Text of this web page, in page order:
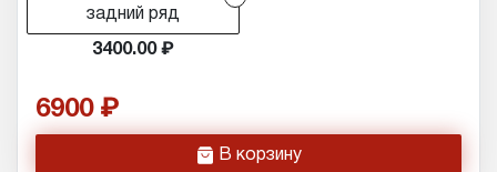
задний ряд
3400.00
6900
h В корзину